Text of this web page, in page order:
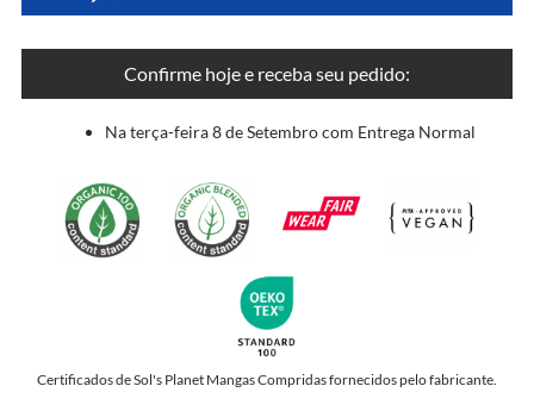
Confirme hoje e receba seu pedido:
Na terça-feira 8 de Setembro com Entrega Normal
Certificados de Sol's Planet Mangas Compridas fornecidos pelo fabricante.